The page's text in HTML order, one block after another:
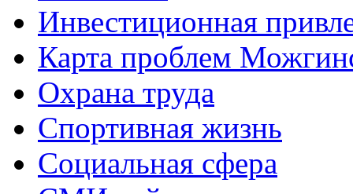
Инвестиционная
Карта проблем
Охрана труда
Спортивная жизнь
Социальная сфера